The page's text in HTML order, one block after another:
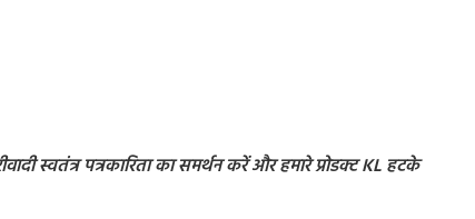
स्वतंत्र पत्रकारिता का समर्थन करें और हमारे प्रोडक्ट KL हटके